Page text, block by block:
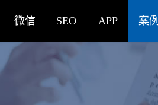
微信 SEO APP 案例